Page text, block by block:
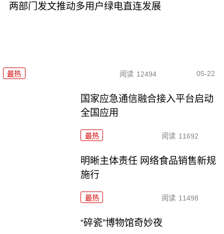
两部门发文推动多用户绿电直连发展
最热 阅读 12494 05-22
国家应急通信融合接入平台启动
全国应用
最热 阅读 11692
明晰主体责任 网络食品销售新规
施行
最热 阅读 11498
“碎瓷”博物馆奇妙夜